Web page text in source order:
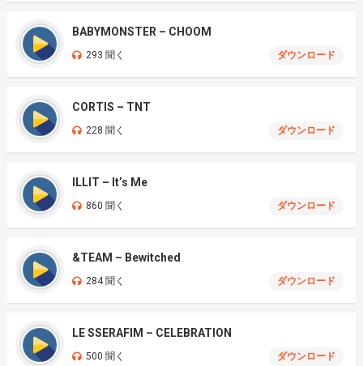
BABYMONSTER – CHOOM
293 聞く ダウンロード
CORTIS – TNT
228 聞く ダウンロード
ILLIT – It’s Me
860 聞く ダウンロード
&TEAM – Bewitched
284 聞く ダウンロード
LE SSERAFIM – CELEBRATION
500 聞く ダウンロード